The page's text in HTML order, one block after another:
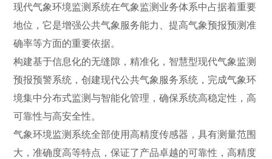
现代气象环境监测系统在气象监测业务体系中占据着重要
地位，它是增强公共气象服务能力、提高气象预报预测准
确率等方面的重要依据。
构建基于信息化的无缝隙，精准化，智慧型现代气象监测
预报预警系统，创建现代公共气象服务系统，完成气象环
境集中分布式监测与智能化管理，确保系统高稳定性，高
可靠性与高安全性。
气象环境监测系统全部使用高精度传感器，具有测量范围
大，准确度高等特点，保证了产品卓越的可靠性，高精度